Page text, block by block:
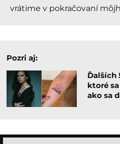
vrátime v pokračovaní
Pozri aj:
Ďalších
ktoré
ako sa